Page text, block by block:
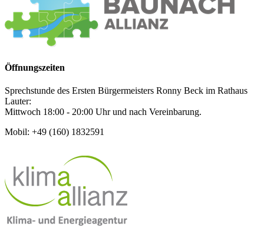
Öffnungszeiten
Sprechstunde des Ersten Bürgermeisters Ronny Beck im Rathaus
Lauter:
Mittwoch 18:00 - 20:00 Uhr und nach Vereinbarung.
Mobil: +49 (160) 1832591